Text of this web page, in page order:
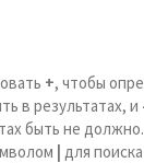
+, чтобы
в результатах, и
быть не
| для